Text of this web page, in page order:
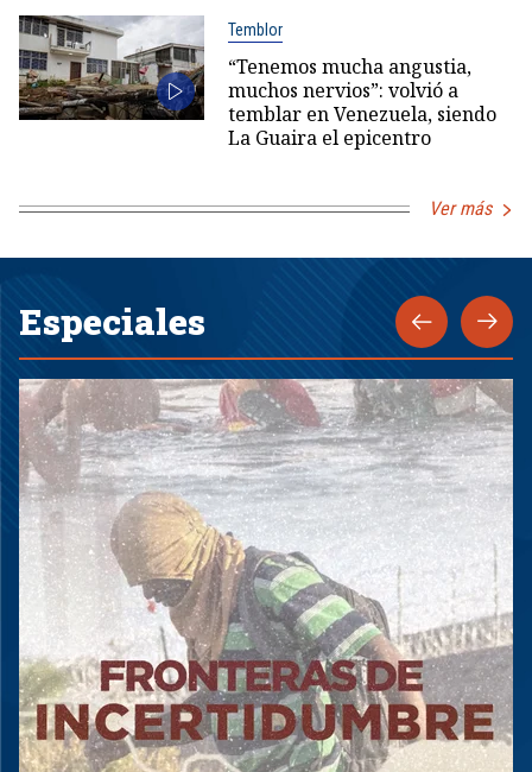
Temblor
“Tenemos mucha angustia,
muchos nervios”: volvió a
temblar en Venezuela, siendo
La Guaira el epicentro
Ver más
Especiales